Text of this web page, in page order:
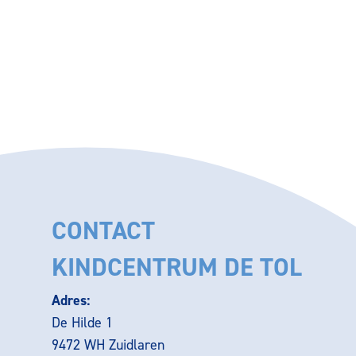
CONTACT
KINDCENTRUM DE TOL
Adres:
De Hilde 1
9472 WH Zuidlaren